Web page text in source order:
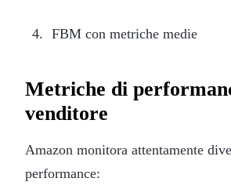
FBM con metriche medie
Metriche di
venditore
Amazon monitora attentamente
performance: